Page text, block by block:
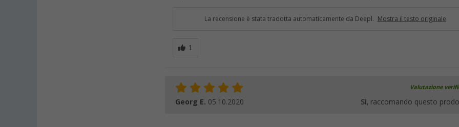
La recensione è stata tradotta automaticamente da Deepl. Mostra il testo originale
Valutazione
Georg E. 05.10.2020 Sì, raccomando questo